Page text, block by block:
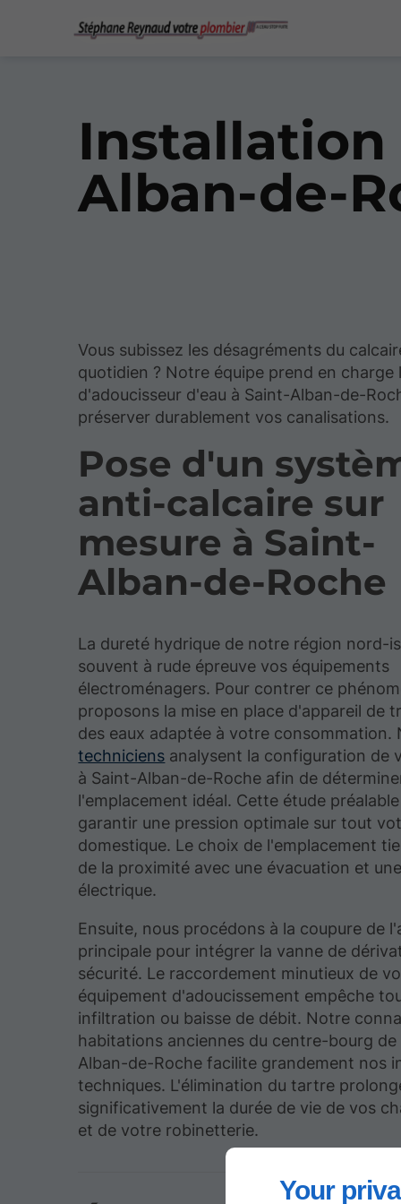
Your
Installation
Alban-de-
Vous subissez les désagréments du
quotidien ? Notre équipe prend en charge
d'adoucisseur d'eau à Saint-Alban-de-
préserver durablement vos canalisations.
Pose d'un
anti-calcaire sur
mesure à Saint-
Alban-de-Roche
La dureté hydrique de notre région nord-
souvent à rude épreuve vos équipements
électroménagers. Pour contrer ce
proposons la mise en place d'appareil de
des eaux adaptée à votre consommation.
techniciens analysent la configuration de
à Saint-Alban-de-Roche afin de
l'emplacement idéal. Cette étude
garantir une pression optimale sur tout
domestique. Le choix de l'emplacement
de la proximité avec une évacuation et
électrique.
Ensuite, nous procédons à la coupure de
principale pour intégrer la vanne de
sécurité. Le raccordement minutieux de
équipement d'adoucissement empêche
infiltration ou baisse de débit. Notre
habitations anciennes du centre-bourg de
Alban-de-Roche facilite grandement nos
techniques. L'élimination du tartre
significativement la durée de vie de vos
et de votre robinetterie.